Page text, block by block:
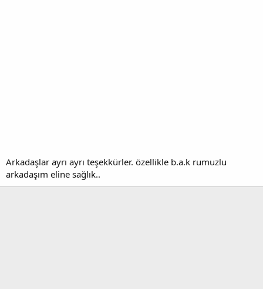
Arkadaşlar ayrı ayrı teşekkürler. özellikle b.a.k rumuzlu
arkadaşım eline sağlık..